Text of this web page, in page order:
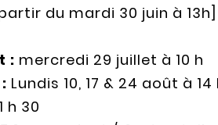
du mardi 30 juin à 13h]
: mercredi 29 juillet à 10 h
Lundis 10, 17 & 24 août à
1 h 30